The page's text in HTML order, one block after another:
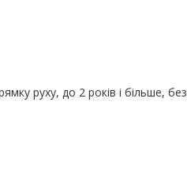
руху, до 2 років і більше, без